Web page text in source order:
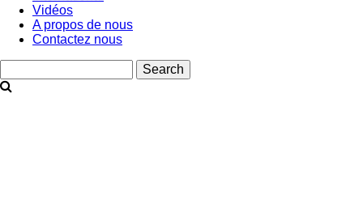
Vidéos
A propos de nous
Contactez nous